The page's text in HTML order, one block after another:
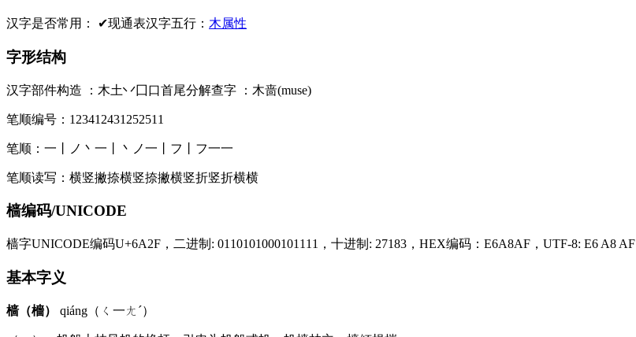
汉字是否常用： ✔现通表汉字五行： 木属性
字形结构
汉字部件构造 ： 木土丷囗口首尾分解查字 ： 木啬(muse)
笔顺编号： 123412431252511
笔顺： 一丨ノ丶一丨丶ノ一丨フ丨フ一一
笔顺读写： 横竖撇捺横竖捺撇横竖折竖折横横
樯编码/UNICODE
樯字UNICODE编码U+6A2F，二进制: 0110101000101111，十进制: 27183，HEX编码：E6A8AF，UTF-8: E6 A8 AF
基本字义
樯（檣） qiáng（ㄑ一ㄤˊ）